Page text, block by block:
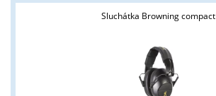
Sluchátka Browning compact